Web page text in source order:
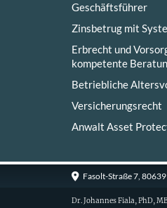
Geschäftsführer
Zinsbetrug mit
Erbrecht und
kompetente
Betriebliche
Versicherungsrecht
Anwalt Asset
Fasolt-Straße 7,
Dr. Johannes Fiala, PhD,